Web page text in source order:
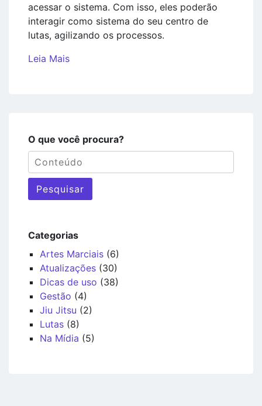
acessar o sistema. Com isso, eles poderão
interagir como sistema do seu centro de
lutas, agilizando os processos.
Leia Mais
O que você procura?
Pesquisar
Categorias
Artes Marciais (6)
Atualizações (30)
Dicas de uso (38)
Gestão (4)
Jiu Jitsu (2)
Lutas (8)
Na Mídia (5)